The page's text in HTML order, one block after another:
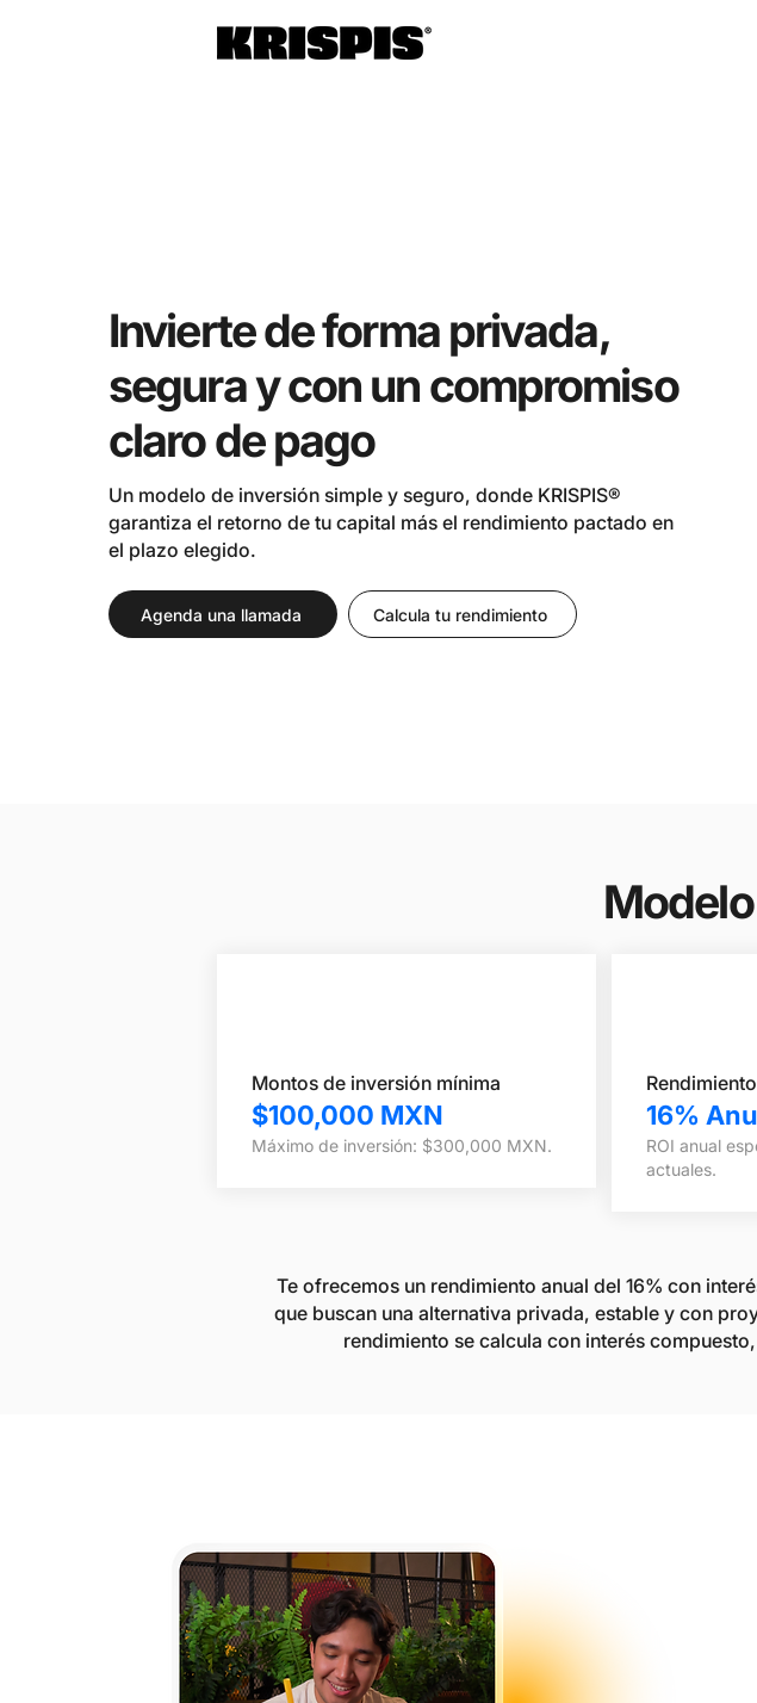
Invierte de forma privada,
segura y con un compromiso
claro de pago
Un modelo de inversión simple y seguro, donde KRISPIS®
garantiza el retorno de tu capital más el rendimiento pactado en
el plazo elegido.
Agenda una llamada Calcula tu rendimiento
Montos de inversión mínima
$100,000 MXN
Máximo de inversión: $300,000 MXN.
16%
ROI anual
actuales.
Te ofrecemos un rendimiento anual del 16% con
que buscan una alternativa privada, estable y con
rendimiento se calcula con interés